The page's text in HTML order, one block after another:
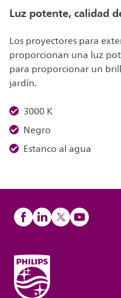
Luz potente, calidad
Los proyectores para
proporcionan una luz
para proporcionar un
jardín.
3000 K
Negro
Estanco al agua